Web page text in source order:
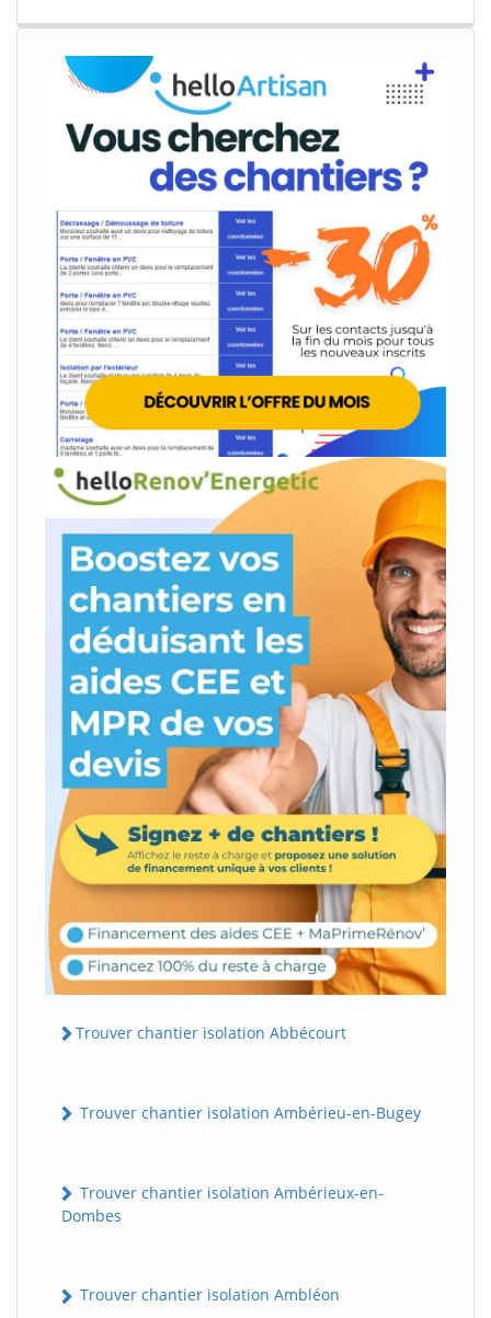
Trouver chantier isolation Abbécourt
Trouver chantier isolation Ambérieu-en-Bugey
Trouver chantier isolation Ambérieux-en-
Dombes
Trouver chantier isolation Ambléon